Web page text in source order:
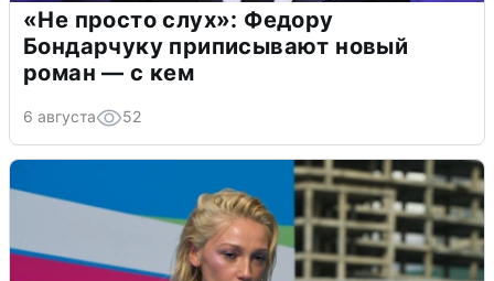
«Не просто слух»: Федору
Бондарчуку приписывают новый
роман — с кем
6 августа 52